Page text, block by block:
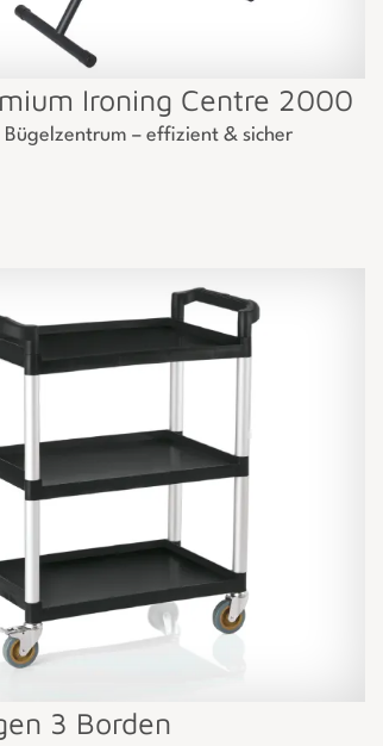
Ironing Centre 2000
– effizient & sicher
3 Borden